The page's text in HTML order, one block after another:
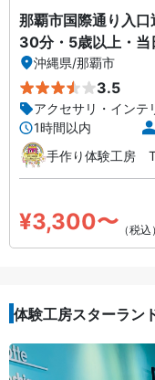
那覇市国際通り入
30分・5歳以上・当
沖縄県/那覇市
3.5
アクセサリ・インテ
1時間以内
手作り体験工房
¥3,300〜 （税込）
体験工房スターラン